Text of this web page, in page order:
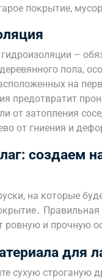
покрытие,
–
пола,
на
предотвратит
от затопления
от гниения и
создаем
на которые
Правильная
ровную и прочную
для
сухую строганую